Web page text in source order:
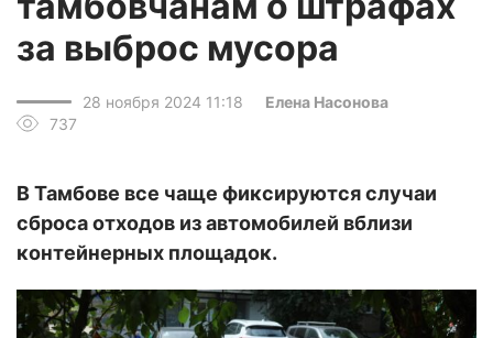
за выброс мусора
28 ноября 2024 11:18
Елена Насонова
737
В Тамбове все чаще фиксируются случаи
сброса отходов из автомобилей вблизи
контейнерных площадок.